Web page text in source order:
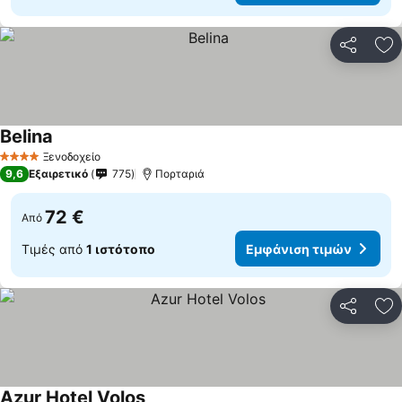
4 ΑστέριαΞενοδοχείο
Belina
9,6 Εξαιρετικό 775 Πορταριά
Από 72 €
Τιμές από 1 ιστότοπο Εμφάνιση τιμών
Azur Hotel Volos